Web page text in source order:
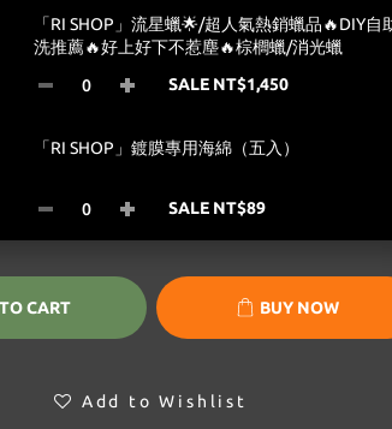
「RI SHOP」流星蠟🌟/超人氣熱銷蠟品🔥DIY自
洗推薦🔥好上好下不惹塵🔥棕櫚蠟/消光蠟
SALE NT$1,450
「RI SHOP」鍍膜專用海綿（五入）
SALE NT$89
CART BUY NOW
Add to Wishlist